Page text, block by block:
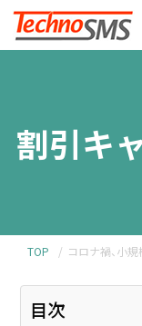
割引キ
TOP コロナ禍、小
目次